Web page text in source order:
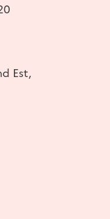
Est,